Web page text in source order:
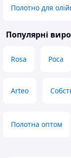
Занадто
Полотно для
Популярні
Rosa Роса
Arteo
Полотна оптом